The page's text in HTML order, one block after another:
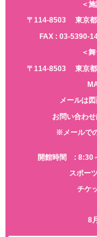
＜
〒114-8503
東京
FAX : 03-5390-
＜
〒114-8503
東京
メールは
お問い合わ
※メールで
開館時間 : 8:30
スポー
チケ
8